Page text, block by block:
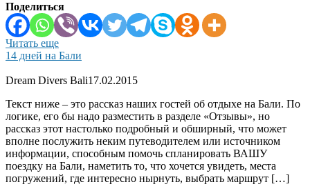
Поделиться
Читать еще
14 дней на Бали
Dream Divers Bali17.02.2015
Текст ниже – это рассказ наших гостей об отдыхе на Бали. По
логике, его бы надо разместить в разделе «Отзывы», но
рассказ этот настолько подробный и обширный, что может
вполне послужить неким путеводителем или источником
информации, способным помочь спланировать ВАШУ
поездку на Бали, наметить то, что хочется увидеть, места
погружений, где интересно нырнуть, выбрать маршрут […]